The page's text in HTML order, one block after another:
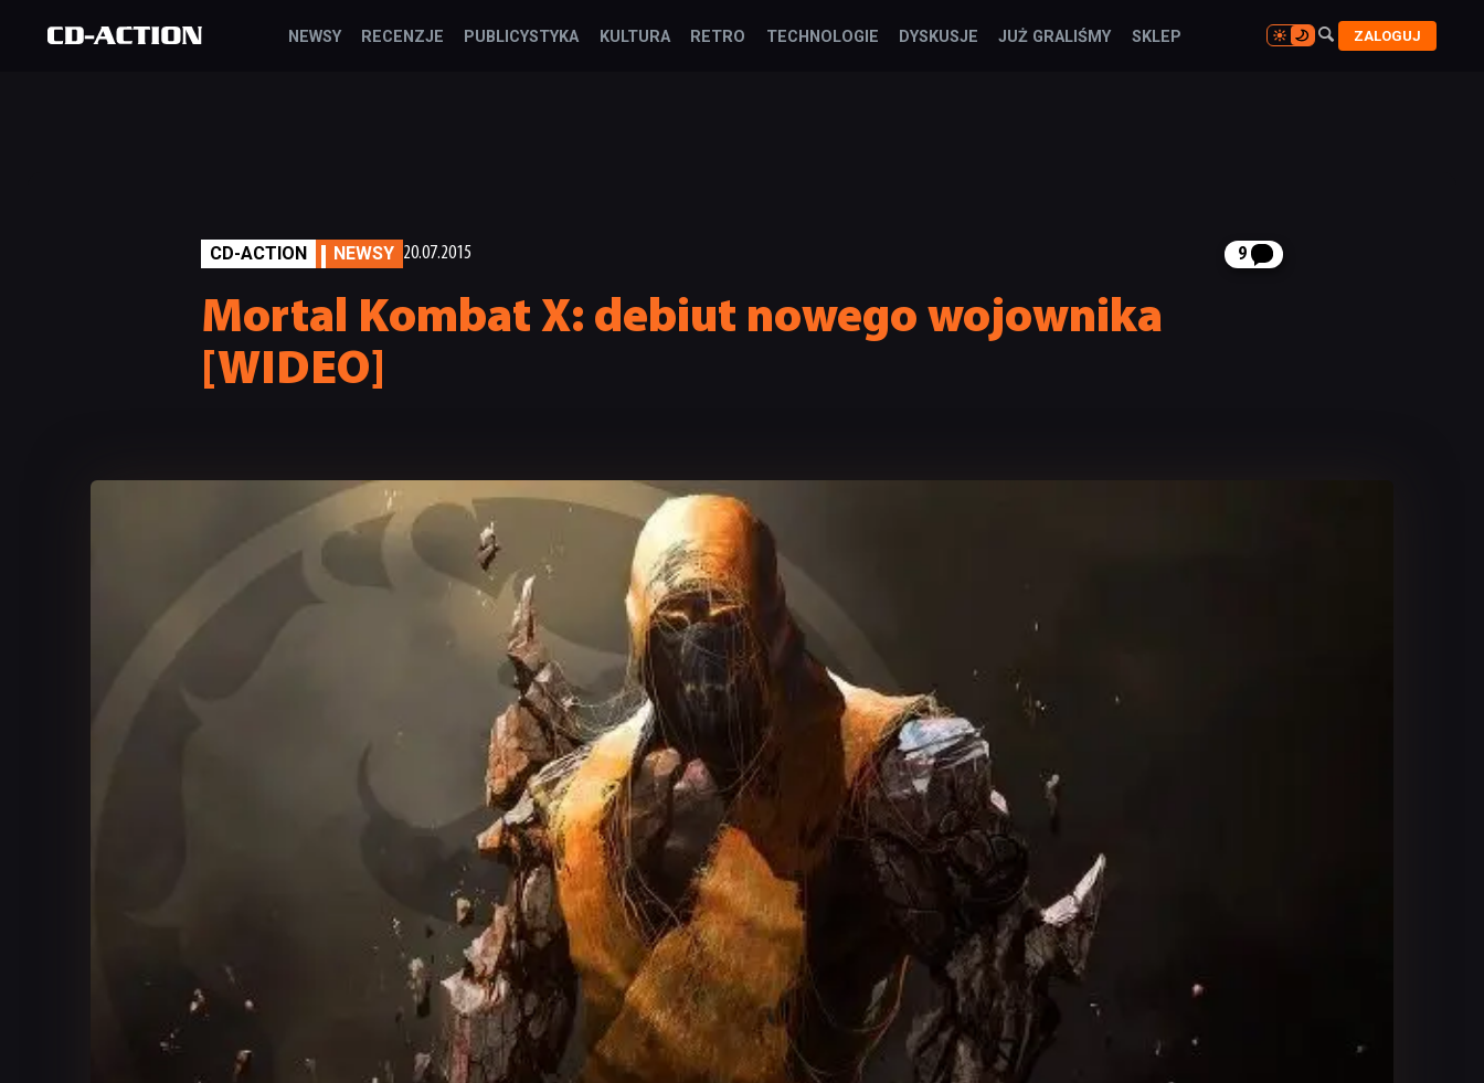
NEWSY RECENZJE PUBLICYSTYKA KULTURA RETRO TECHNOLOGIE DYSKUSJE JUŻ GRALIŚMY SKLEP 
 ZALOGUJ
CD-ACTION NEWSY 20.07.2015 9
Mortal Kombat X: debiut nowego wojownika
[WIDEO]